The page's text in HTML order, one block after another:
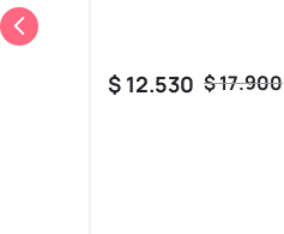
$17.900
$ 12.530